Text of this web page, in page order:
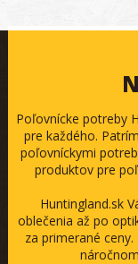
Poľovnícke potreby
pre každého.
poľovníckymi
produktov pre
Huntingland.sk
oblečenia až po
za primerané